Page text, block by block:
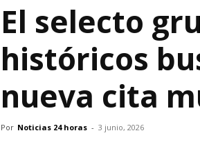
El selecto
históricos
nueva cita
Por Noticias 24 horas - 3 junio, 2026